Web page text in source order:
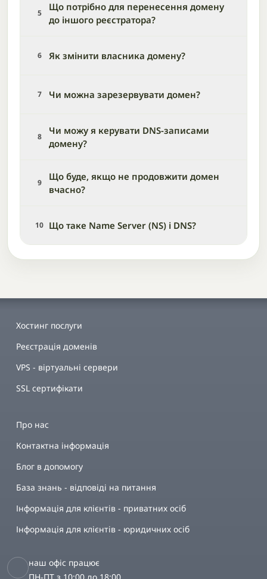
5
Що потрібно для перенесення домену
до іншого реєстратора?
6 Як змінити власника домену?
7 Чи можна зарезервувати домен?
8
Чи можу я керувати DNS-записами
домену?
9
Що буде, якщо не продовжити домен
вчасно?
10 Що таке Name Server (NS) і DNS?
Хостинг послуги
Реєстрація доменів
VPS - віртуальні сервери
SSL сертифікати
Про нас
Контактна інформація
Блог в допомогу
База знань - відповіді на питання
Інформація для клієнтів - приватних осіб
Інформація для клієнтів - юридичних осіб
наш офіс працює